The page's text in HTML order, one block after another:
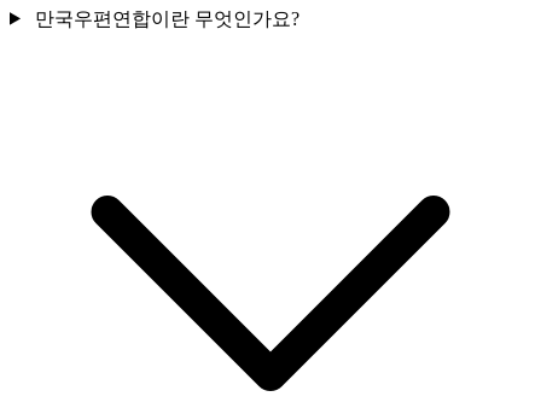
만국우편연합이란 무엇인가요?